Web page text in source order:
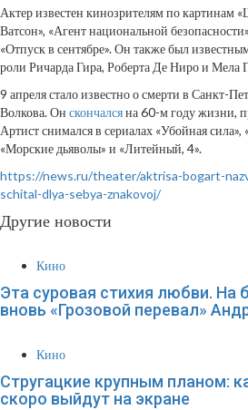
Актер известен кинозрителям по картинам
Ватсон», «Агент национальной
«Отпуск в сентябре». Он также был
роли Ричарда Гира, Роберта Де Ниро и Мела
9 апреля стало известно о смерти в Санкт-
Волкова. Он скончалсяна 60-м году жизни,
Артист снимался в сериалах «Убойная
«Морские дьяволы» и «Литейный, 4».
https://news.ru/theater/aktrisa-bogart-
schital-dlya-sebya-znakovoj/
Другие новости
Кино
Эта суровая стихия любви. На
вновь «Грозовой перевал»
Кино
Стругацкие крупным планом:
скоро выйдут на экране